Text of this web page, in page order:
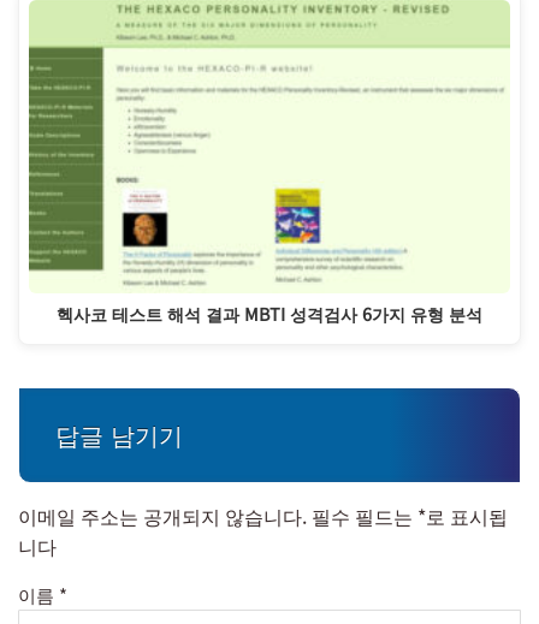
헥사코 테스트 해석 결과 MBTI 성격검사 6가지 유형 분석
답글 남기기
이메일 주소는 공개되지 않습니다. 필수 필드는 *로 표시됩
니다
이름 *